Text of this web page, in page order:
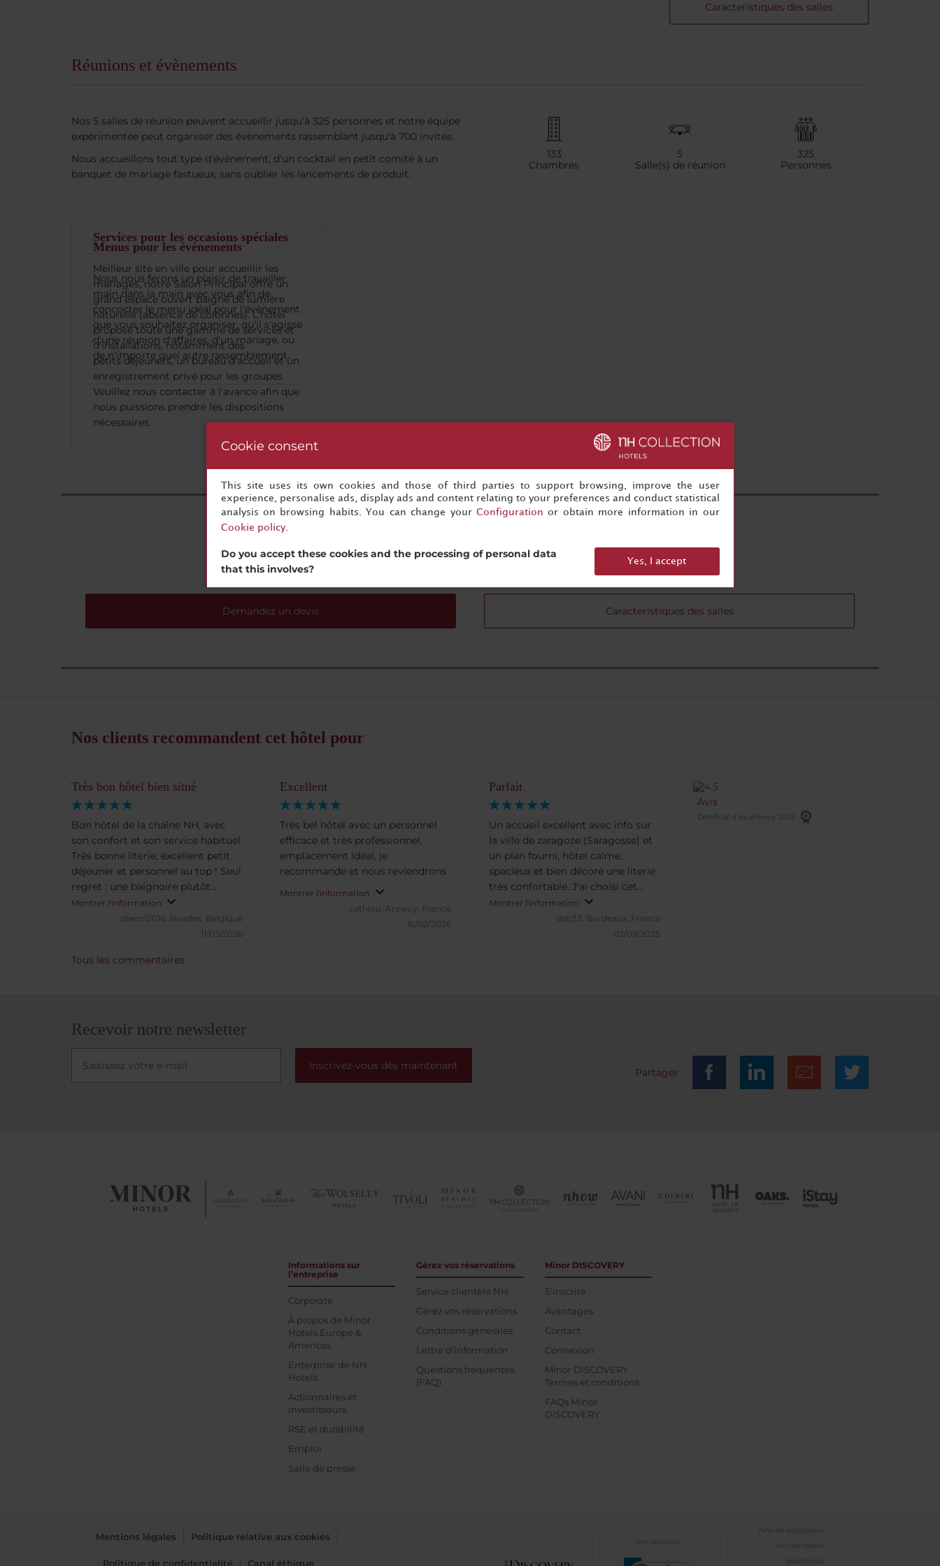
Carácteristiques des salles
Réunions et évènements
Nos 5 salles de réunion peuvent accueillir jusqu'à 325 personnes et notre équipe
expérimentée peut organiser des évènements rassemblant jusqu'à 700 invités.
Nous accueillons tout type d'évènement, d'un cocktail en petit comité à un
banquet de mariage fastueux, sans oublier les lancements de produit.
133
Chambres
5
Salle(s) de réunion
325
Personnes
Menus pour les évènements
Nous nous ferons un plaisir de travailler
main dans la main avec vous afin de
concocter le menu idéal pour l'évènement
que vous souhaitez organiser, qu'il s'agisse
d'une réunion d'affaires, d'un mariage, ou
de n'importe quel autre rassemblement.
Services pour les occasions spéciales
Meilleur site en ville pour accueillir les
mariages, notre Salon Principal offre un
grand espace ouvert baigné de lumière
naturelle (absence de colonnes). L'hôtel
propose toute une gamme de services et
d'installations, notamment des
petits déjeuners, un bureau d'accueil et un
enregistrement privé pour les groupes.
Veuillez nous contacter à l'avance afin que
nous puissions prendre les dispositions
nécessaires.
Commencez à préparer dès maintenant !
Demandez un devis Carácteristiques des salles
Nos clients recommandent cet hôtel pour
Très bon hôtel bien situé
Bon hôtel de la chaîne NH, avec
son confort et son service habituel.
Très bonne literie, excellent petit
déjeuner et personnel au top ! Seul
regret : une baignoire plutôt
qu’une douche italienne.
Montrer l'information
obeon2016. Nivelles, Belgique
11/03/2026
Excellent
Très bel hôtel avec un personnel
efficace et très professionnel,
emplacement idéal, je
recommande et nous reviendrons
Montrer l'information
cathlou.Annecy, France
16/02/2026
Parfait
Un accueil excellent avec info sur
la ville de zaragoze (Saragosse) et
un plan fourni, hôtel calme,
spacieux et bien décoré une literie
très confortable. J'ai choisi cet
hôtel a quelques pas du coeur de
la ville pour être au calme et c'est
réussi. Je recommande très
Montrer l'information
dstj33. Bordeaux, France
02/09/2025
Avis
Certificat d’excellence 2025
Tous les commentaires
Recevoir notre newsletter
Inscrivez-vous dès maintenant
Partager
Informations sur
l’entreprise
Corporate
À propos de Minor
Hotels Europe &
Americas
Enterprise de NH
Hotels
Actionnaires et
investisseurs
RSE et durabilité
Emploi
Salle de presse
Gérez vos réservations
Service clientèle NH
Gérez vos réservations
Conditions générales
Lettre d’information
Questions fréquentes
(FAQ)
Minor DISCOVERY
S'inscrire
Avantages
Contact
Connexion
Minor DISCOVERY
Termes et conditions
FAQs Minor
DISCOVERY
Mentions légales Politique relative aux cookies
Politique de confidentialité Canal éthique
Cookie consent
This site uses its own cookies and those of third parties to support browsing, improve the user
experience, personalise ads, display ads and content relating to your preferences and conduct statistical
analysis on browsing habits. You can change your Configuration or obtain more information in our
Cookie policy.
Do you accept these cookies and the processing of personal data
that this involves?
Yes, I accept